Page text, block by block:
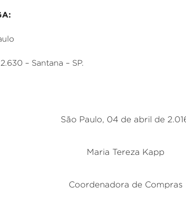
– Santana – SP.
São Paulo, 04 de abril de
Maria Tereza Kapp
Coordenadora de Compras